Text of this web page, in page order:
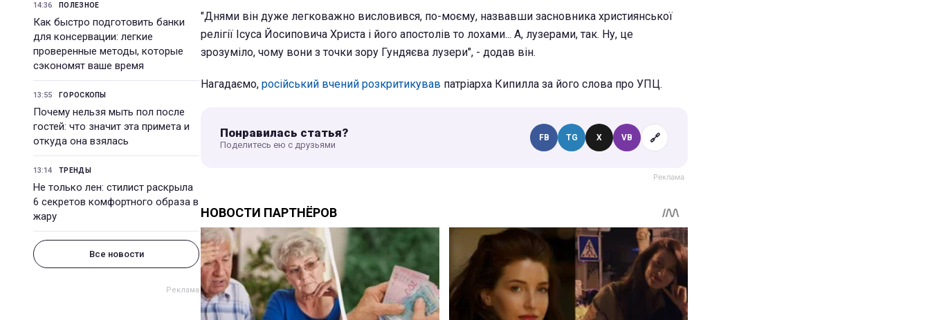
14:36 ПОЛЕЗНОЕ
Как быстро подготовить банки
для консервации: легкие
проверенные методы, которые
сэкономят ваше время
13:55 ГОРОСКОПЫ
Почему нельзя мыть пол после
гостей: что значит эта примета и
откуда она взялась
13:14 ТРЕНДЫ
Не только лен: стилист раскрыла
6 секретов комфортного образа в
жару
Все новости
"Днями він дуже легковажно висловився, по-моєму, назвавши засновника християнської
релігії Ісуса Йосиповича Христа і його апостолів то лохами... А, лузерами, так. Ну, це
зрозуміло, чому вони з точки зору Гундяєва лузери", - додав він.
Нагадаємо, російський вчений розкритикував патріарха Кипилла за його слова про УПЦ.
Понравилась статья?
Поделитесь ею с друзьями
FB TG X VB 🔗